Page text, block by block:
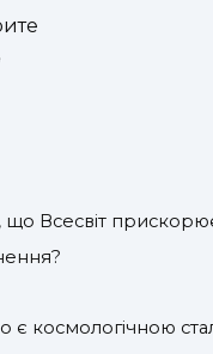
Всесвіт
є космологічною